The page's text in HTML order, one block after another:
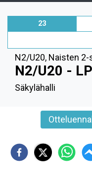
23
N2/U20, Naisten 2-
N2/U20 -
Säkylähalli